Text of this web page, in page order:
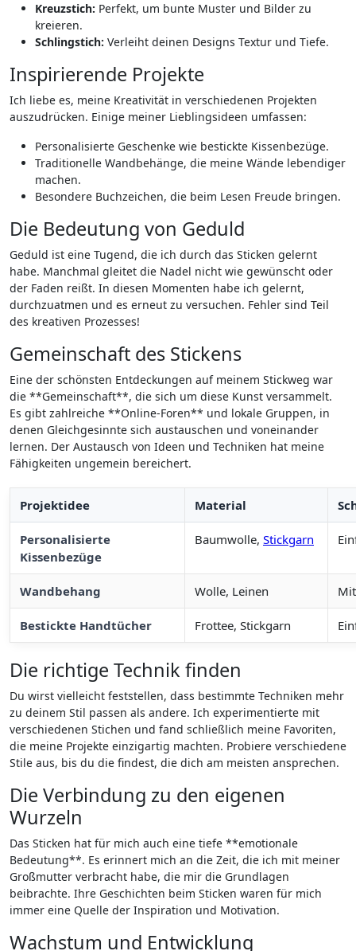
Kreuzstich: Perfekt, um‌ bunte Muster und Bilder zu
kreieren.
Schlingstich: Verleiht deinen Designs Textur⁤ und⁤ Tiefe.
Inspirierende Projekte
Ich liebe es, meine Kreativität in verschiedenen Projekten
auszudrücken. Einige meiner Lieblingsideen umfassen:
Personalisierte Geschenke wie bestickte Kissenbezüge.
Traditionelle ‍Wandbehänge, die meine Wände lebendiger
machen.
Besondere Buchzeichen, ⁤die beim Lesen ⁣Freude ​bringen.
Die Bedeutung von Geduld
Geduld ist eine Tugend, die ich​ durch das Sticken gelernt
habe.⁣ Manchmal gleitet die Nadel nicht wie gewünscht oder
der ⁢Faden reißt. In diesen Momenten⁤ habe ich‌ gelernt,
durchzuatmen und es erneut zu versuchen. Fehler sind ​Teil
des kreativen Prozesses!
Gemeinschaft des Stickens
Eine​ der schönsten Entdeckungen auf meinem Stickweg war
die **Gemeinschaft**, die sich um ‍diese Kunst versammelt.
Es gibt⁢ zahlreiche **Online-Foren** und lokale Gruppen, in
denen Gleichgesinnte sich austauschen und⁣ voneinander
lernen. Der Austausch von Ideen und Techniken hat meine
Fähigkeiten ungemein‍ bereichert.
Projektidee Material
Personalisierte
Kissenbezüge
Baumwolle, Stickgarn
Wandbehang Wolle, Leinen
Bestickte Handtücher Frottee, Stickgarn
Die richtige Technik finden
Du wirst vielleicht feststellen, dass bestimmte Techniken mehr
zu deinem‌ Stil passen als andere. Ich experimentierte‌ mit
verschiedenen Stichen und fand schließlich meine Favoriten,
⁣die meine ‍Projekte einzigartig machten. Probiere verschiedene
Stile​ aus, bis ​du die findest, die dich am meisten ansprechen.
Die Verbindung zu den‍ eigenen
Wurzeln
Das Sticken hat für mich auch eine tiefe **emotionale
Bedeutung**. Es erinnert ‍mich an die Zeit, die ich mit⁤ meiner
Großmutter verbracht habe, die mir die Grundlagen
beibrachte. Ihre Geschichten beim Sticken waren für mich
‍immer eine Quelle der Inspiration ⁣und Motivation.
Wachstum und Entwicklung